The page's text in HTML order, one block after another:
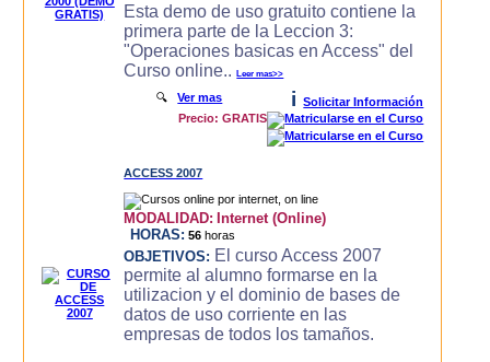
Esta demo de uso gratuito contiene la
primera parte de la Leccion 3:
"Operaciones basicas en Access" del
Curso online..Leer mas>>
🔍Ver mas i
Solicitar Información
Precio: GRATIS
ACCESS 2007
MODALIDAD: Internet (Online)
HORAS: 56 horas
OBJETIVOS: El curso Access 2007
permite al alumno formarse en la
utilizacion y el dominio de bases de
datos de uso corriente en las
empresas de todos los tamaños.